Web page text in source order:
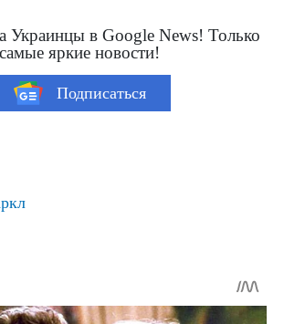
Украинцы в Google News! Только
самые яркие новости!
Подписаться